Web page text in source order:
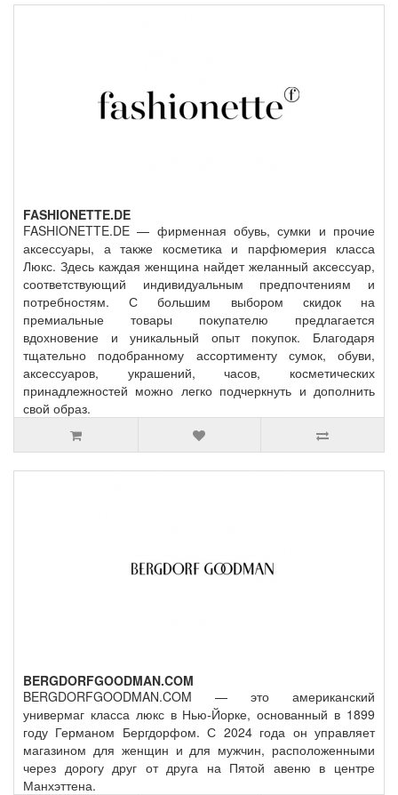
FASHIONETTE.DE
FASHIONETTE.DE — фирменная обувь, сумки и прочие
аксессуары, а также косметика и парфюмерия класса
Люкс. Здесь каждая женщина найдет желанный аксессуар,
соответствующий индивидуальным предпочтениям и
потребностям. С большим выбором скидок на
премиальные товары покупателю предлагается
вдохновение и уникальный опыт покупок. Благодаря
тщательно подобранному ассортименту сумок, обуви,
аксессуаров, украшений, часов, косметических
принадлежностей можно легко подчеркнуть и дополнить
свой образ.
BERGDORFGOODMAN.COM
BERGDORFGOODMAN.COM — это американский
универмаг класса люкс в Нью-Йорке, основанный в 1899
году Германом Бергдорфом. С 2024 года он управляет
магазином для женщин и для мужчин, расположенными
через дорогу друг от друга на Пятой авеню в центре
Манхэттена.